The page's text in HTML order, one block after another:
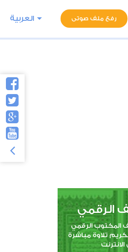
رفع ملف صوتى العربية
الرقمي
المكتوب الرقمي
تلاوة مباشرة